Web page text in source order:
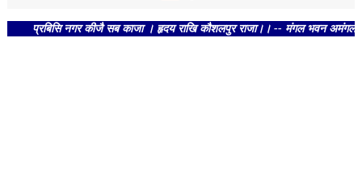
नगर कीजै सब काजा । हृदय राखि कौशलपुर राजा।। -- मंगल भवन अमंगल हारी।